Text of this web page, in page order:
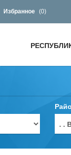
Избранное (0)
. .